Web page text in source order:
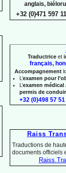
anglais,
+32 (0)471 597
Traductrice et
français,
Accompagnement
L’examen pour
L’examen
permis de
+32 (0)498 57 51
Raiss
Traductions de
documents officiels
Raiss.